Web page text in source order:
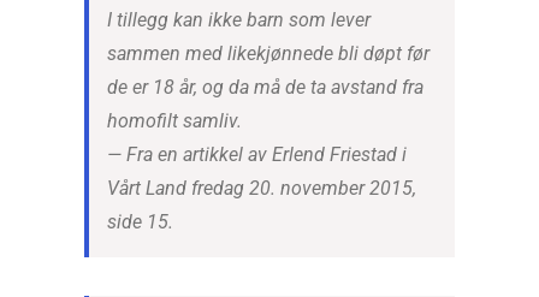
I tillegg kan ikke barn som lever
sammen med likekjønnede bli døpt før
de er 18 år, og da må de ta avstand fra
homofilt samliv.
— Fra en artikkel av Erlend Friestad i
Vårt Land fredag 20. november 2015,
side 15.